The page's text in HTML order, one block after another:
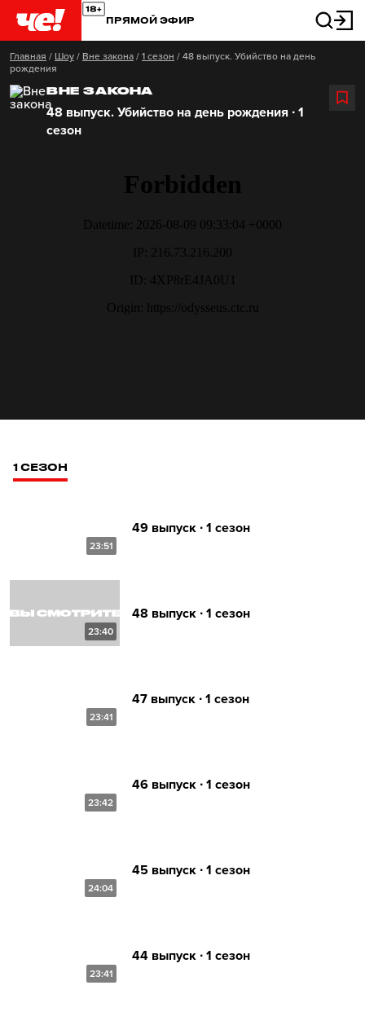
ПРЯМОЙ ЭФИР
Главная / Шоу / Вне закона / 1 сезон / 48 выпуск. Убийство на день
рождения
ВНЕ ЗАКОНА
48 выпуск. Убийство на день рождения ∙ 1
сезон
1 СЕЗОН
23:51
49 выпуск ∙ 1 сезон
23:40
48 выпуск ∙ 1 сезон
23:41
47 выпуск ∙ 1 сезон
23:42
46 выпуск ∙ 1 сезон
24:04
45 выпуск ∙ 1 сезон
23:41
44 выпуск ∙ 1 сезон